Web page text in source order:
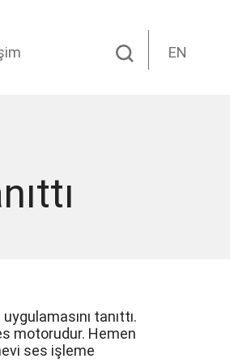
EN
tanıttı.
motorudur. Hemen
ses işleme